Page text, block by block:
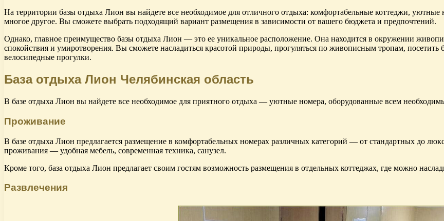
На территории базы отдыха Лион вы найдете все необходимое для отличного отдыха: комфортабельные коттеджи,
многое другое. Вы сможете выбрать подходящий вариант размещения в зависимости от вашего бюджета и предпочтений.
Однако, главное преимущество базы отдыха Лион — это ее уникальное расположение. Она находится в окружении
спокойствия и умиротворения. Вы сможете насладиться красотой природы, прогуляться по живописным тропам,
велосипедные прогулки.
База отдыха Лион Челябинская область
В базе отдыха Лион вы найдете все необходимое для приятного отдыха — уютные номера, оборудованные всем
Проживание
В базе отдыха Лион предлагается размещение в комфортабельных номерах различных категорий — от стандартных до
проживания — удобная мебель, современная техника, санузел.
Кроме того, база отдыха Лион предлагает своим гостям возможность размещения в отдельных коттеджах, где можно
Развлечения